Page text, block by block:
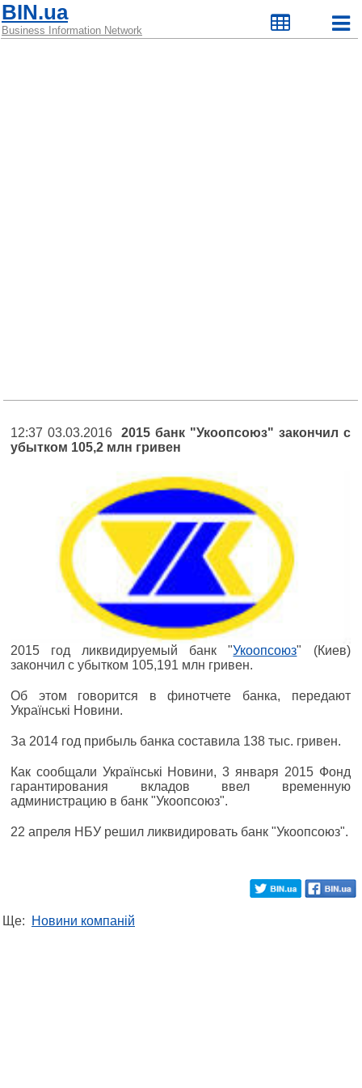
BIN.ua
Business Information Network
12:37 03.03.20162015 банк "Укоопсоюз" закончил с
убытком 105,2 млн гривен
2015 год ликвидируемый банк "Укоопсоюз" (Киев)
закончил с убытком 105,191 млн гривен.
Об этом говорится в финотчете банка, передают
Українські Новини.
За 2014 год прибыль банка составила 138 тыс. гривен.
Как сообщали Українські Новини, 3 января 2015 Фонд
гарантирования вкладов ввел временную
администрацию в банк "Укоопсоюз".
22 апреля НБУ решил ликвидировать банк "Укоопсоюз".
Ще: Новини компаній